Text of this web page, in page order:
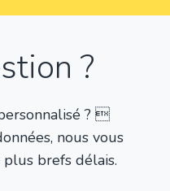
?
? 
nous vous
brefs délais.